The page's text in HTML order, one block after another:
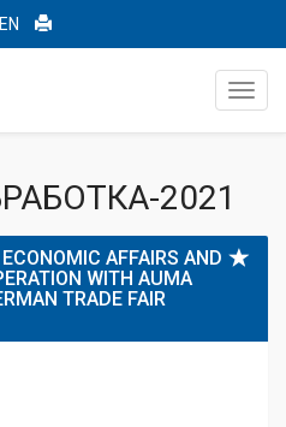
EN
2021
AFFAIRS AND
WITH AUMA
TRADE FAIR